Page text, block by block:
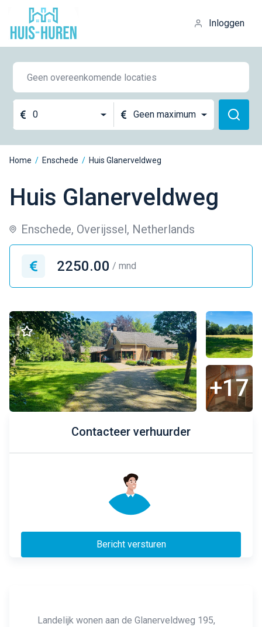
Inloggen
0 Geen maximum
Home / Enschede / Huis Glanerveldweg
Huis Glanerveldweg
Enschede, Overijssel, Netherlands
2250.00 / mnd
+17
Contacteer verhuurder
Bericht versturen
Landelijk wonen aan de Glanerveldweg 195,